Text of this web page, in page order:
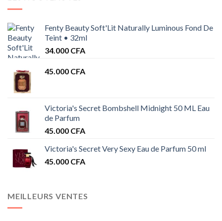
Fenty Beauty Soft'Lit Naturally Luminous Fond De
Teint • 32ml
34.000 CFA
45.000 CFA
Victoria's Secret Bombshell Midnight 50 ML Eau
de Parfum
45.000 CFA
Victoria's Secret Very Sexy Eau de Parfum 50 ml
45.000 CFA
MEILLEURS VENTES